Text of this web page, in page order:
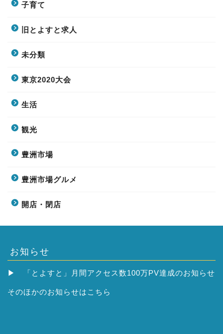
子育て
旧とよすと求人
未分類
東京2020大会
生活
観光
豊洲市場
豊洲市場グルメ
開店・閉店
お知らせ
▶ 「とよすと」月間アクセス数100万PV達成のお知らせ
そのほかのお知らせはこちら